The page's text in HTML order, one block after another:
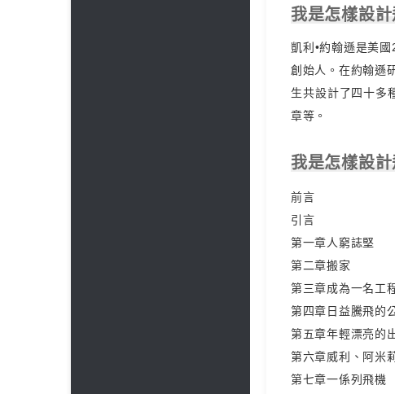
我是怎樣設
凱利•約翰遜是美
創始人。在約翰遜
生共設計了四十多
章等。
我是怎樣設
前言
引言
第一章人窮誌堅
第二章搬家
第三章成為一名工
第四章日益騰飛的
第五章年輕漂亮的
第六章威利、阿米
第七章一係列飛機